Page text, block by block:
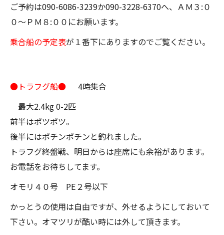
ご予約は090-6086-3239か090-3228-6370へ、ＡＭ３:０
０～ＰＭ８:００にお願います。
乗合船の予定表が１番下にありますのでご覧ください。
●トラフグ船● 4時集合
最大2.4kg 0-2匹
前半はポツポツ。
後半にはポチンポチンと釣れました。
トラフグ終盤戦、明日からは座席にも余裕があります。
お電話をお待ちしてます。
オモリ４０号 PE２号以下
かっとうの使用は自由ですが、外せるようにしておいて
下さい。オマツリが酷い時には外して頂きます。